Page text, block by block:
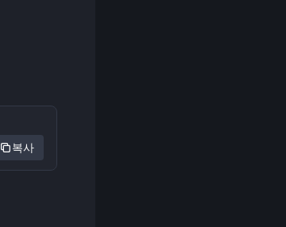
복사